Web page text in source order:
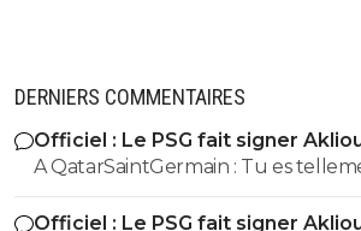
0+ Répondre
on-va-tout-casser-chez-toiii
Ouf ce but
DERNIERS COMMENTAIRES
Officiel : Le PSG fait signer
A QatarSaintGermain : Tu es tellement à la rue... que tu n'as
même pas compris que l'ASM était
cette saison.
Officiel : Le PSG fait signer